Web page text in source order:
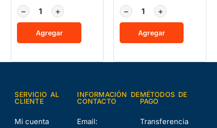
− +
Agregar
− +
Agregar
SERVICIO AL
CLIENTE
Mi cuenta
INFORMACIÓN DE
CONTACTO
Email:
MÉTODOS DE
PAGO
Transferencia